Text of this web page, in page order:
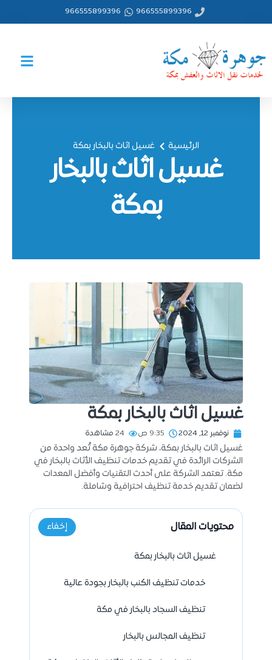
966555899396
966555899396
الرئيسية غسيل اثاث بالبخار بمكة
غسيل اثاث بالبخار
بمكة
غسيل اثاث بالبخار بمكة
نوفمبر 12, 2024 9:35 ص 24 مشاهدة
غسيل اثاث بالبخار بمكة، شركة جوهرة مكة تُعد واحدة من
الشركات الرائدة في تقديم خدمات تنظيف الأثاث بالبخار في
مكة. تعتمد الشركة على أحدث التقنيات وأفضل المعدات
لضمان تقديم خدمة تنظيف احترافية وشاملة.
محتويات المقال إخفاء
غسيل اثاث بالبخار بمكة
خدمات تنظيف الكنب بالبخار بجودة عالية
تنظيف السجاد بالبخار في مكة
تنظيف المجالس بالبخار